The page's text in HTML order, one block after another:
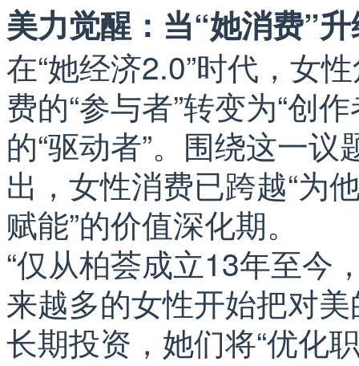
美力觉醒：当“她消费”
在“她经济2.0”时代，女
费的“参与者”转变为“创
的“驱动者”。围绕这一
出，女性消费已跨越“为
赋能”的价值深化期。
“仅从柏荟成立13年至今
来越多的女性开始把对
长期投资，她们将“优化